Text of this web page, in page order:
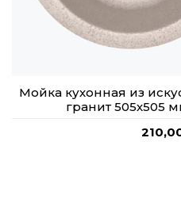
Мойка кухонная из
гранит 505х505